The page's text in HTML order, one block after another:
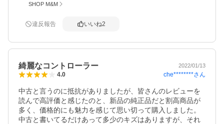
SHOP M&M
違反報告 いいね2
綺麗なコントローラー 2022/01/13
4.0 che********さん
中古と言うのに抵抗がありましたが、皆さんのレビューを
読んで高評価と感じたのと、新品の純正品だと割高商品が
多く、価格的にも魅力を感じて思い切って購入しました。
中古と書いてるだけあって多少のキズはありますが、それ